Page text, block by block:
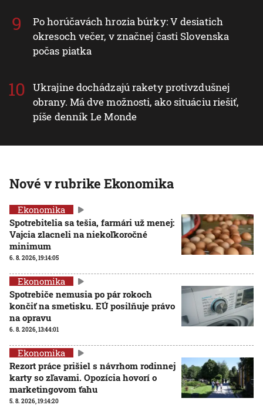
Po horúčavách hrozia búrky: V desiatich
okresoch večer, v značnej časti Slovenska
počas piatka
Ukrajine dochádzajú rakety protivzdušnej
obrany. Má dve možnosti, ako situáciu riešiť,
píše denník Le Monde
Nové v rubrike Ekonomika
Ekonomika
Spotrebitelia sa tešia, farmári už menej:
Vajcia zlacneli na niekoľkoročné
minimum
6. 8. 2026, 19:14:05
Ekonomika
Spotrebiče nemusia po pár rokoch
končiť na smetisku. EÚ posilňuje právo
na opravu
6. 8. 2026, 13:44:01
Ekonomika
Rezort práce prišiel s návrhom rodinnej
karty so zľavami. Opozícia hovorí o
marketingovom ťahu
5. 8. 2026, 19:14:20